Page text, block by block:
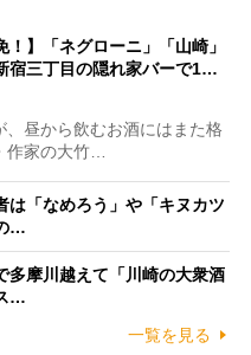
！】「ネグローニ」「山崎」
宿三丁目の隠れ家バーで1…
昼から飲むお酒にはまた格
家の大竹…
は「なめろう」や「キヌカツ
…
多摩川越えて「川崎の大衆酒
…
一覧を見る